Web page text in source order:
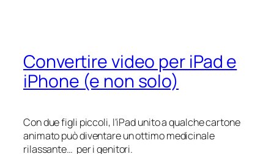
Convertire video per iPad e
iPhone (e non solo)
Con due figli piccoli, l’iPad unito a qualche cartone
animato può diventare un ottimo medicinale
rilassante… per i genitori.